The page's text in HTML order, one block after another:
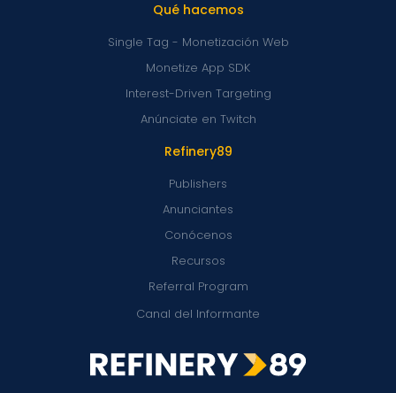
Refinery89
Publishers
Anunciantes
Conócenos
Recursos
Referral Program
Canal del Informante
Qué hacemos
Single Tag - Monetización Web
Monetize App SDK
Interest-Driven Targeting
Anúnciate en Twitch